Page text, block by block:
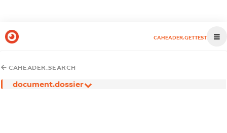
CAHEADER.GETTEST
CAHEADER.SEARCH
document.dossier